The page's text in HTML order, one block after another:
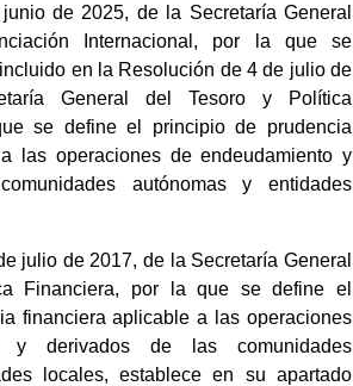
de 2025, de la Secretaría General
Internacional, por la que se
en la Resolución de 4 de julio de
General del Tesoro y Política
se define el principio de prudencia
las operaciones de endeudamiento y
autónomas y entidades
julio de 2017, de la Secretaría General
Financiera, por la que se define el
financiera aplicable a las operaciones
y derivados de las comunidades
locales, establece en su apartado